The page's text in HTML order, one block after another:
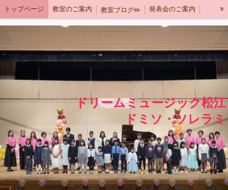
トップページ 教室のご案内 教室ブログ✏️ 発表会のご案内
規約 instagram ご予約はこちら
»
ドリームミュージック松江
ドミソ・ソレラミ